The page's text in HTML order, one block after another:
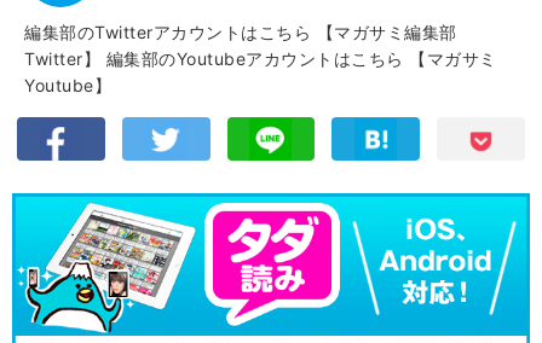
編集部のTwitterアカウントはこちら
【マガサミ編集部
Twitter】
編集部のYoutubeアカウントはこちら
【マガサミ
Youtube】